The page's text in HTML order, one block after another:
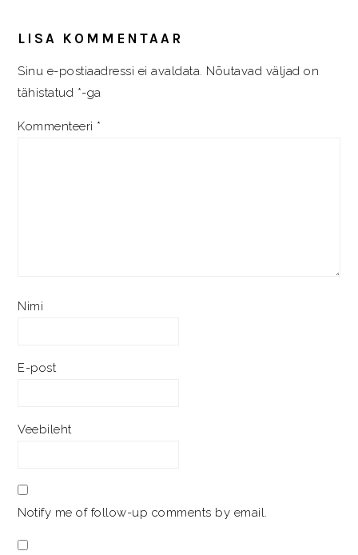
LISA KOMMENTAAR
Sinu e-postiaadressi ei avaldata. Nõutavad väljad on
tähistatud *-ga
Kommenteeri *
Nimi
E-post
Veebileht
Notify me of follow-up comments by email.